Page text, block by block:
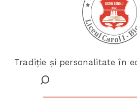
Tradiție și personalitate în